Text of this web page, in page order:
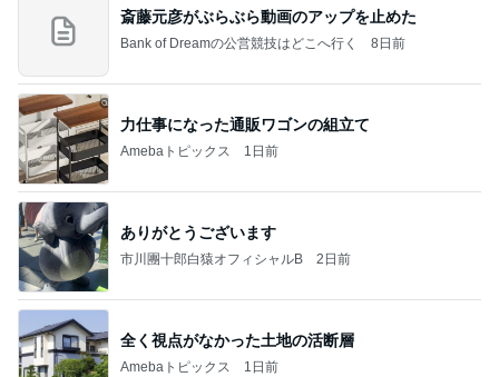
斎藤元彦がぶらぶら動画のアップを止めた
Bank of Dreamの公営競技はどこへ行く 8日前
力仕事になった通販ワゴンの組立て
Amebaトピックス 1日前
ありがとうございます
市川團十郎白猿オフィシャルB 2日前
全く視点がなかった土地の活断層
Amebaトピックス 1日前